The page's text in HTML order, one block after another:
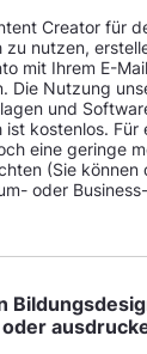
Creator für
zu nutzen,
mit Ihrem E-
Die Nutzung
und
ist kostenlos. Für
eine geringe
(Sie können
oder